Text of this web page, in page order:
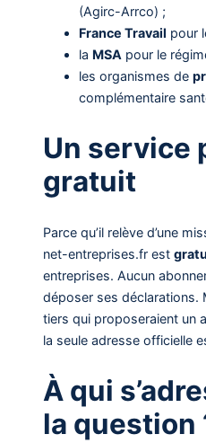
(Agirc-Arrco) ;
France Travail pour
la MSA pour le
les organismes de
complémentaire
Un service
gratuit
Parce qu’il relève d’une
net-entreprises.fr est
entreprises. Aucun
déposer ses déclarations.
tiers qui proposeraient un
la seule adresse officielle
À qui
la question